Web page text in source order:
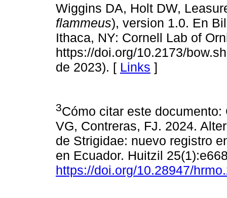
Wiggins DA, Holt DW,
flammeus), version 1.0. En
Ithaca, NY: Cornell Lab of
https://doi.org/10.2173/
de 2023). [ Links ]
3Cómo citar este
VG, Contreras, FJ. 2024.
de Strigidae: nuevo registro
en Ecuador. Huitzil
https://doi.org/10.28947/